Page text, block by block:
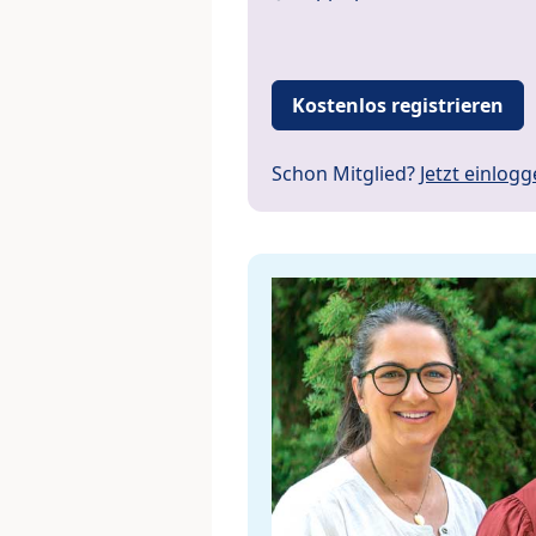
Kostenlos registrieren
Schon Mitglied? Jetzt